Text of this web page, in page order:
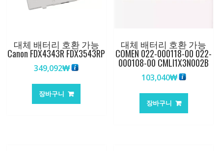
대체 배터리 호환 가능
Canon FDX4343R FDX3543RP
349,092₩
장바구니
대체 배터리 호환 가능
COMEN 022-000118-00 022-
000108-00 CMLI1X3N002B
103,040₩
장바구니